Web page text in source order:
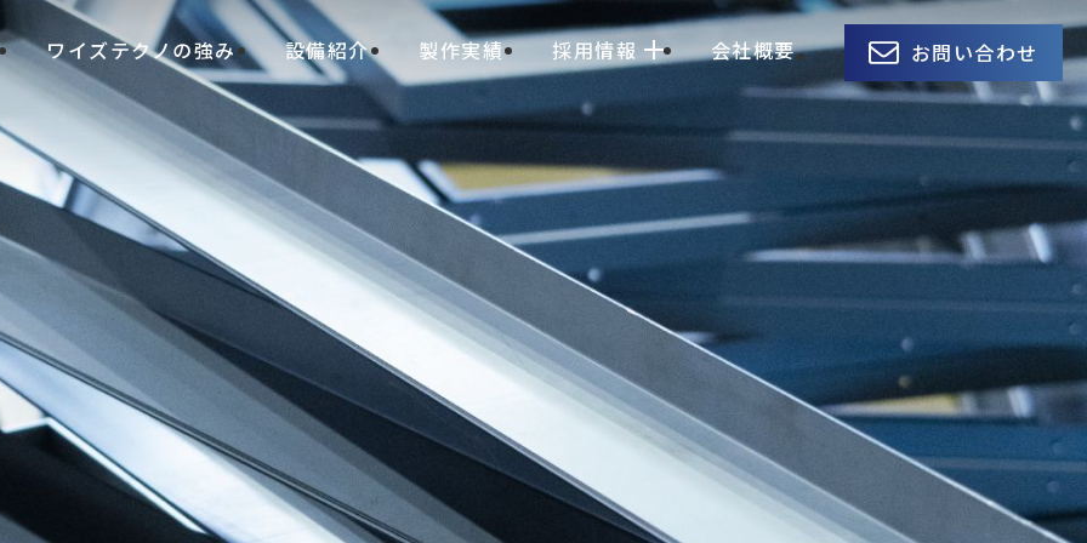
ワイズテクノの強み 設備紹介 製作実績 採用情報 会社概要 お問い合わせ